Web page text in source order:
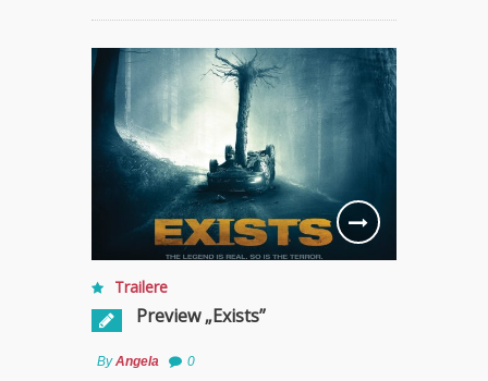
Trailere
Preview „Exists”
ByAngela 0